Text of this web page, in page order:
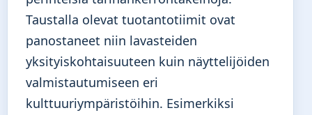
Taustalla olevat tuotantotiimit ovat
panostaneet niin lavasteiden
yksityiskohtaisuuteen kuin näyttelijöiden
valmistautumiseen eri
kulttuuriympäristöihin. Esimerkiksi